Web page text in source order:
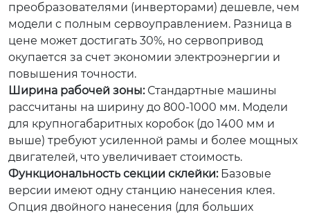
преобразователями (инверторами) дешевле, чем
модели с полным сервоуправлением. Разница в
цене может достигать 30%, но сервопривод
окупается за счет экономии электроэнергии и
повышения точности.
Ширина рабочей зоны:Стандартные машины
рассчитаны на ширину до 800-1000 мм. Модели
для крупногабаритных коробок (до 1400 мм и
выше) требуют усиленной рамы и более мощных
двигателей, что увеличивает стоимость.
Функциональность секции склейки:Базовые
версии имеют одну станцию нанесения клея.
Опция двойного нанесения (для больших